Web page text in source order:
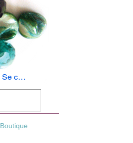
Se connecter
Boutique